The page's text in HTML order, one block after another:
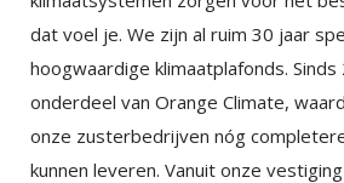
dat voel je. We zijn al ruim 30 jaar
hoogwaardige klimaatplafonds.
onderdeel van Orange Climate,
onze zusterbedrijven nóg
kunnen leveren. Vanuit onze